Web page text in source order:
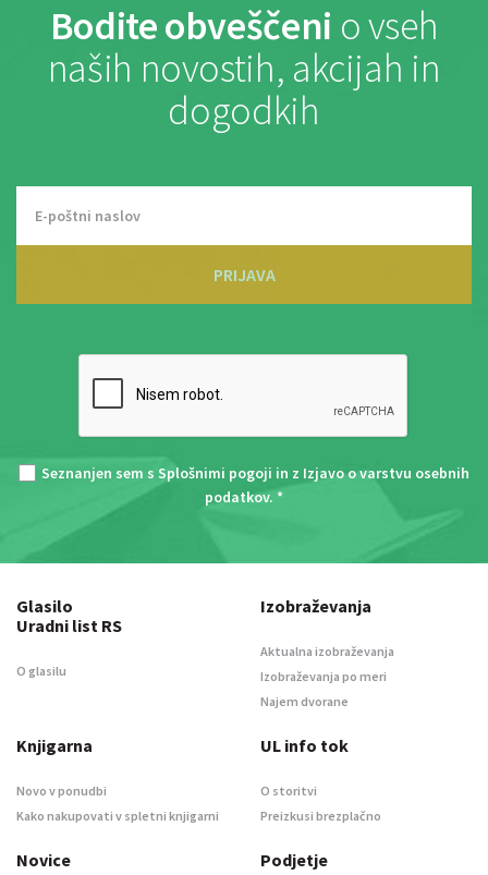
Bodite obveščeni o vseh
naših novostih, akcijah in
dogodkih
PRIJAVA
Seznanjen sem s Splošnimi pogoji in z Izjavo o varstvu osebnih
podatkov. *
Glasilo
Uradni list RS
O glasilu
Izobraževanja
Aktualna izobraževanja
Izobraževanja po meri
Najem dvorane
Knjigarna
Novo v ponudbi
Kako nakupovati v spletni knjigarni
UL info tok
O storitvi
Preizkusi brezplačno
Novice Podjetje